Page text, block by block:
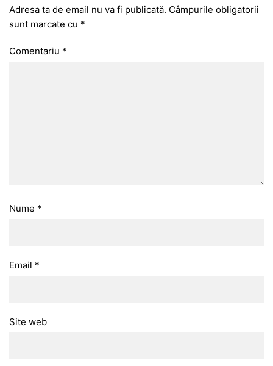
Adresa ta de email nu va fi publicată. Câmpurile obligatorii
sunt marcate cu *
Comentariu *
Nume *
Email *
Site web